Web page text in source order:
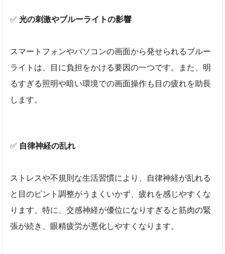
✅光の刺激やブルーライトの影響
スマートフォンやパソコンの画面から発せられるブルー
ライトは、目に負担をかける要因の一つです。また、明
るすぎる照明や暗い環境での画面操作も目の疲れを助長
します。
✅ 自律神経の乱れ
ストレスや不規則な生活習慣により、自律神経が乱れる
と目のピント調整がうまくいかず、疲れを感じやすくな
ります。特に、交感神経が優位になりすぎると筋肉の緊
張が続き、眼精疲労が悪化しやすくなります。